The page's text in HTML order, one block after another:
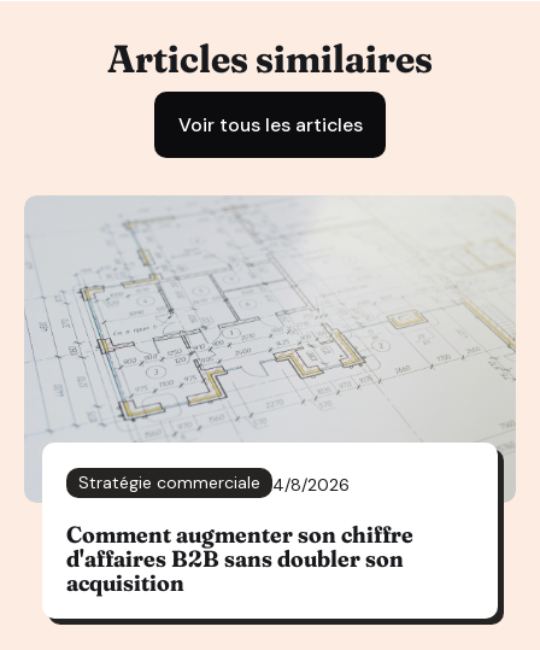
Articles similaires
Voir tous les articles
Stratégie commerciale 4/8/2026
Comment augmenter son chiffre
d'affaires B2B sans doubler son
acquisition